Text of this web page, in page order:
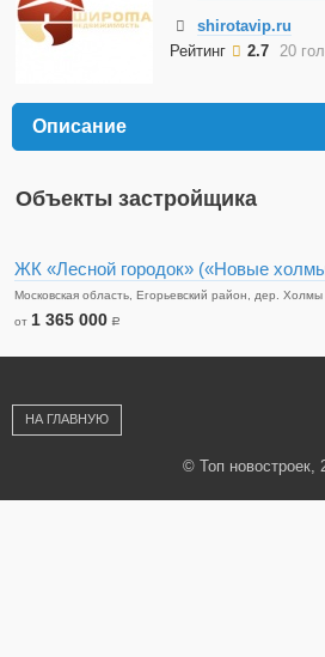
shirotavip.ru
Рейтинг
2.7 20
Описание
Объекты застройщика
ЖК «Лесной городок» («Новые
Московская область, Егорьевский район, дер. Холмы
от 1 365 000 a
НА ГЛАВНУЮ
© Топ новостроек,